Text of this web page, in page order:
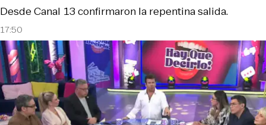
17:50
Desde Canal 13 confirmaron la repentina salida.